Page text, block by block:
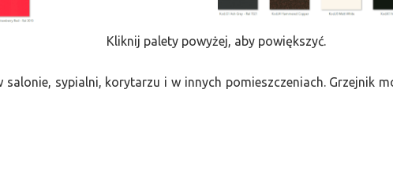
Kliknij palety powyżej, aby powiększyć.
salonie, sypialni, korytarzu i w innych pomieszczeniach. Grzejnik